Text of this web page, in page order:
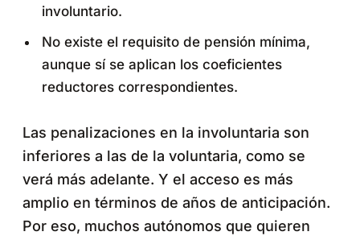
involuntario.
No existe el requisito de pensión mínima,
aunque sí se aplican los coeficientes
reductores correspondientes.
Las penalizaciones en la involuntaria son
inferiores a las de la voluntaria, como se
verá más adelante. Y el acceso es más
amplio en términos de años de anticipación.
Por eso, muchos autónomos que quieren